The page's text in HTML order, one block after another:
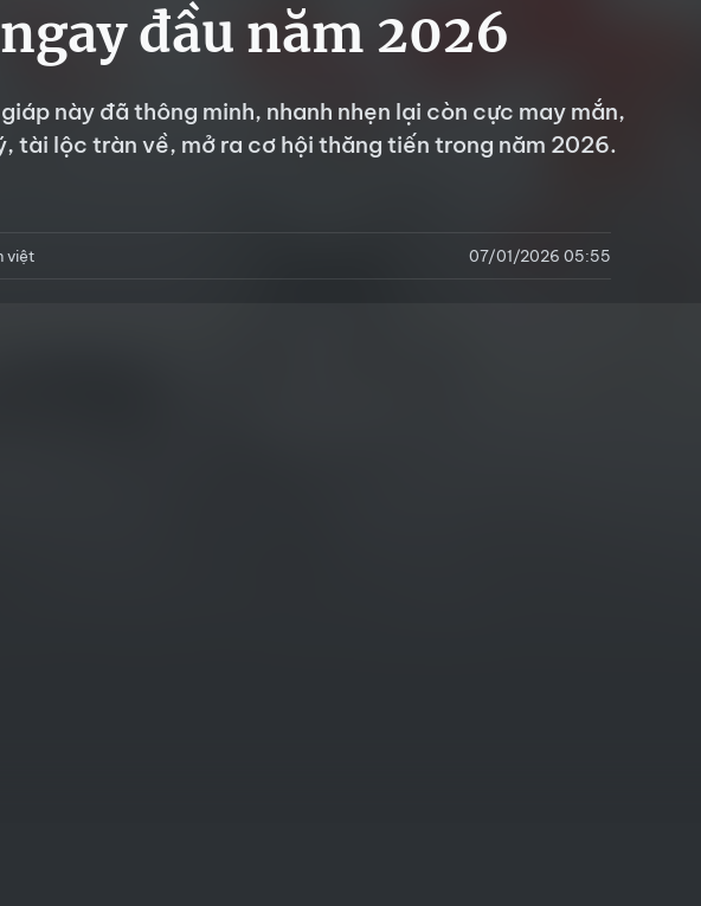
đầu năm 2026
này đã thông minh, nhanh nhẹn lại còn cực may mắn,
tài lộc tràn về, mở ra cơ hội thăng tiến trong năm 2026.
việt 07/01/2026 05:55